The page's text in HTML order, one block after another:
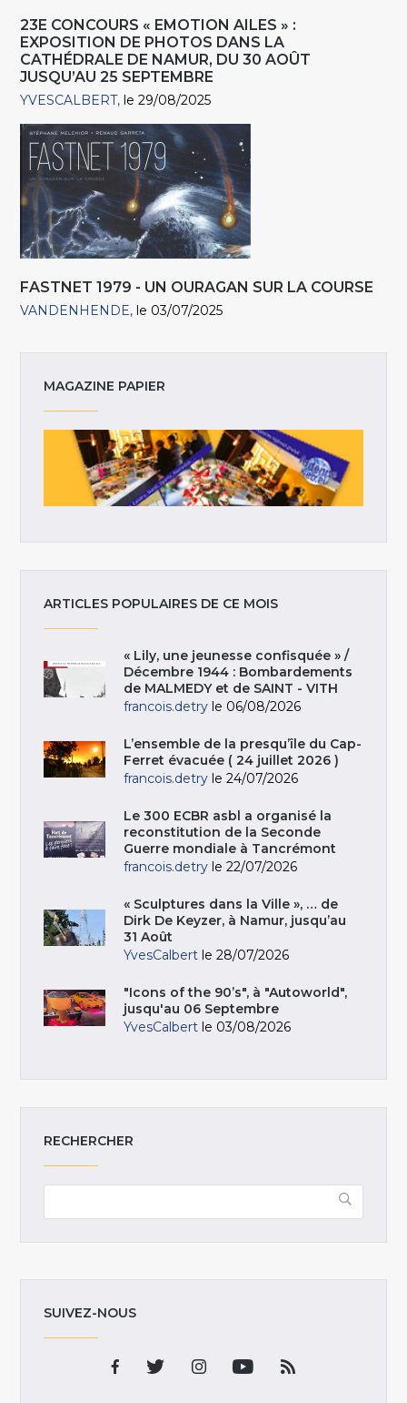
23E CONCOURS « EMOTION AILES » :
EXPOSITION DE PHOTOS DANS LA
CATHÉDRALE DE NAMUR, DU 30 AOÛT
JUSQU’AU 25 SEPTEMBRE
YVESCALBERT le 29/08/2025
FASTNET 1979 - UN OURAGAN SUR LA COURSE
VANDENHENDE le 03/07/2025
MAGAZINE PAPIER
ARTICLES POPULAIRES DE CE MOIS
« Lily, une jeunesse confisquée » /
Décembre 1944 : Bombardements
de MALMEDY et de SAINT - VITH
francois.detry le 06/08/2026
L’ensemble de la presqu’île du Cap-
Ferret évacuée ( 24 juillet 2026 )
francois.detry le 24/07/2026
Le 300 ECBR asbl a organisé la
reconstitution de la Seconde
Guerre mondiale à Tancrémont
francois.detry le 22/07/2026
« Sculptures dans la Ville », … de
Dirk De Keyzer, à Namur, jusqu’au
31 Août
YvesCalbert le 28/07/2026
"Icons of the 90’s", à "Autoworld",
jusqu'au 06 Septembre
YvesCalbert le 03/08/2026
RECHERCHER
SUIVEZ-NOUS